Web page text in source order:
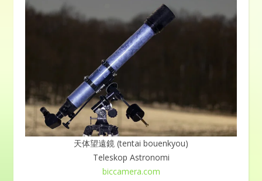
天体望遠鏡 (tentai bouenkyou)
Teleskop Astronomi
biccamera.com